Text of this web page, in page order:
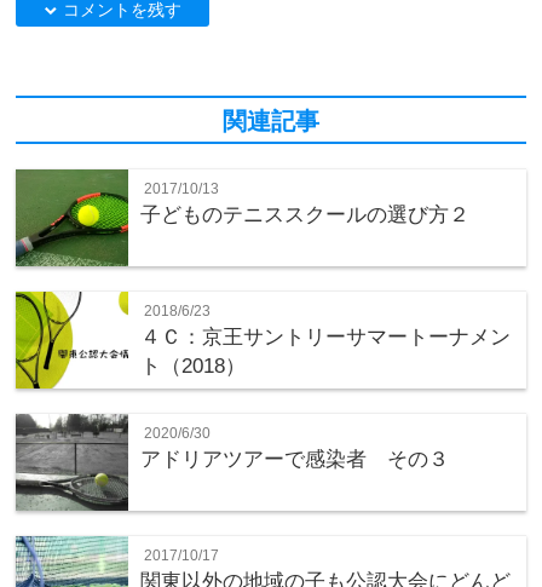
down コメントを残す
関連記事
2017/10/13
子どものテニススクールの選び方２
2018/6/23
４Ｃ：京王サントリーサマートーナメン
ト（2018）
2020/6/30
アドリアツアーで感染者 その３
2017/10/17
関東以外の地域の子も公認大会にどんど